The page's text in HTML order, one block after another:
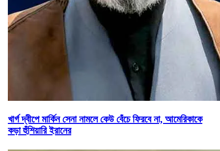
খার্গ দ্বীপে মার্কিন সেনা নামলে কেউ বেঁচে ফিরবে না, আমেরিকাকে
কড়া হুঁশিয়ারি ইরানের